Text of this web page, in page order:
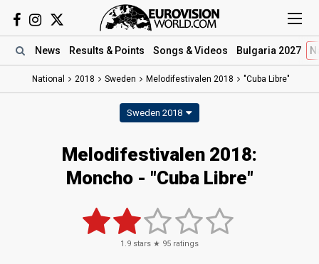
News Results & Points Songs & Videos Bulgaria 2027
National 2018 Sweden Melodifestivalen 2018 "Cuba Libre"
Sweden 2018
Melodifestivalen 2018:
Moncho - "Cuba Libre"
1.9 stars ★ 95 ratings